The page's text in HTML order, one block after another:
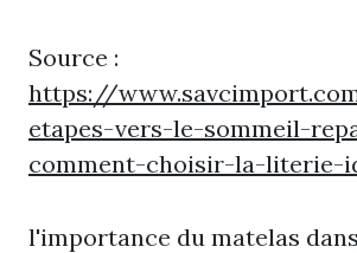
Source :
https://
etapes-vers-le-sommeil-
comment-choisir-la-literie-
l'importance du matelas